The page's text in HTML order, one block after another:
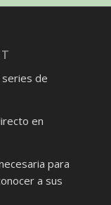
series de
en
para
a sus